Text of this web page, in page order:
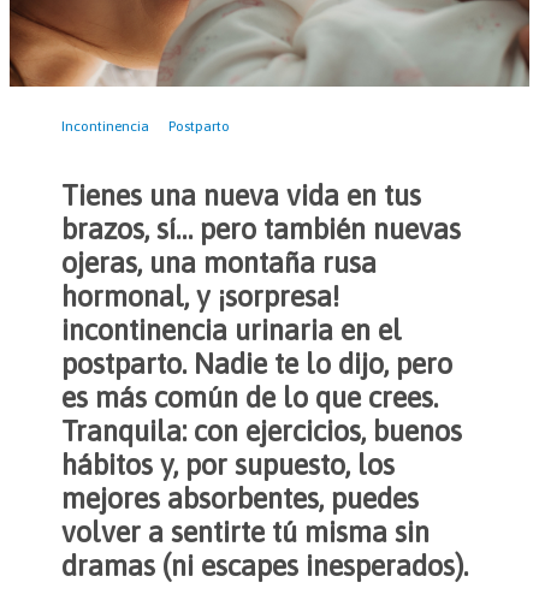
Incontinencia Postparto
Tienes una nueva vida en tus
brazos, sí… pero también nuevas
ojeras, una montaña rusa
hormonal, y ¡sorpresa!
incontinencia urinaria en el
postparto. Nadie te lo dijo, pero
es más común de lo que crees.
Tranquila: con ejercicios, buenos
hábitos y, por supuesto, los
mejores absorbentes, puedes
volver a sentirte tú misma sin
dramas (ni escapes inesperados).